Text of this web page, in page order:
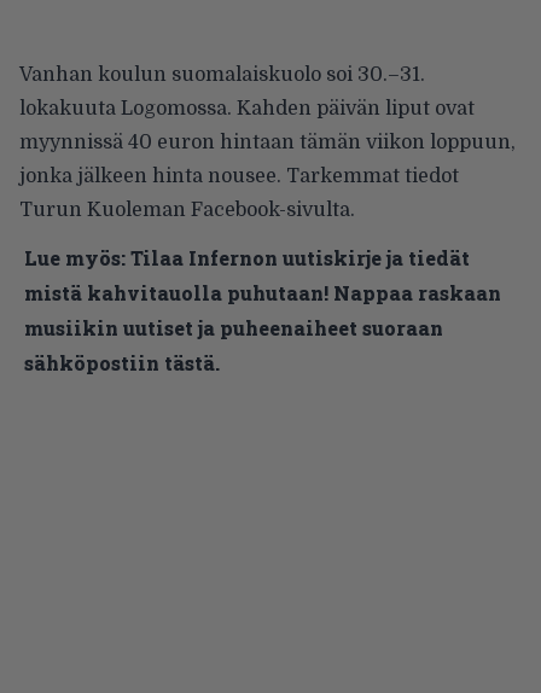
Vanhan koulun suomalaiskuolo soi 30.–31.
lokakuuta Logomossa. Kahden päivän liput ovat
myynnissä 40 euron hintaan tämän viikon loppuun,
jonka jälkeen hinta nousee. Tarkemmat tiedot
Turun Kuoleman Facebook-sivulta.
Lue myös:Tilaa Infernon uutiskirje ja tiedät
mistä kahvitauolla puhutaan! Nappaa raskaan
musiikin uutiset ja puheenaiheet suoraan
sähköpostiin tästä.